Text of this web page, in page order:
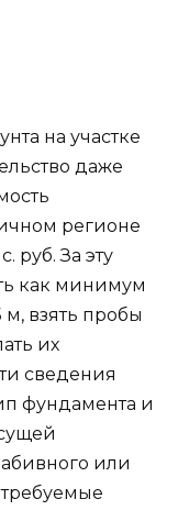
на участке
даже
регионе
руб. За эту
как минимум
взять пробы
их
сведения
фундамента и
или